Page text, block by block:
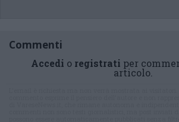
Commenti
Accedi o registrati per
articolo.